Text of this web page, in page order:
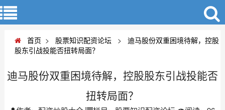
首页 > 股票知识配资论坛 >
迪马股份双重困境待解，控股
股东引战投能否扭转局面？
迪马股份双重困境待解，控股股东引战投能否
扭转局面？